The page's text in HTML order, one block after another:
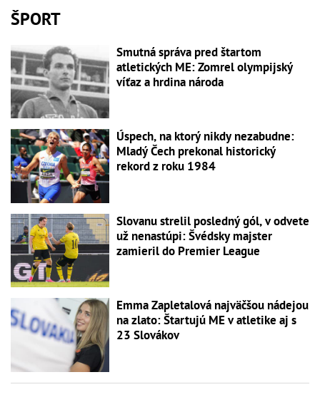
ŠPORT
Smutná správa pred štartom
atletických ME: Zomrel olympijský
víťaz a hrdina národa
Úspech, na ktorý nikdy nezabudne:
Mladý Čech prekonal historický
rekord z roku 1984
Slovanu strelil posledný gól, v odvete
už nenastúpi: Švédsky majster
zamieril do Premier League
Emma Zapletalová najväčšou nádejou
na zlato: Štartujú ME v atletike aj s
23 Slovákov